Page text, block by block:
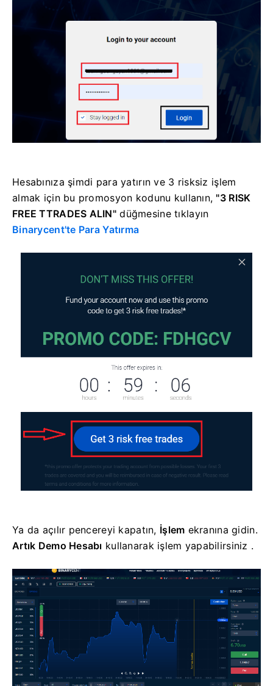
Hesabınıza şimdi para yatırın ve 3 risksiz işlem
almak için bu promosyon kodunu kullanın, "3 RISK
FREE TTRADES ALIN" düğmesine tıklayın
Binarycent'te Para Yatırma
Ya da açılır pencereyi kapatın, İşlem ekranına gidin.
Artık Demo Hesabı kullanarak işlem yapabilirsiniz .